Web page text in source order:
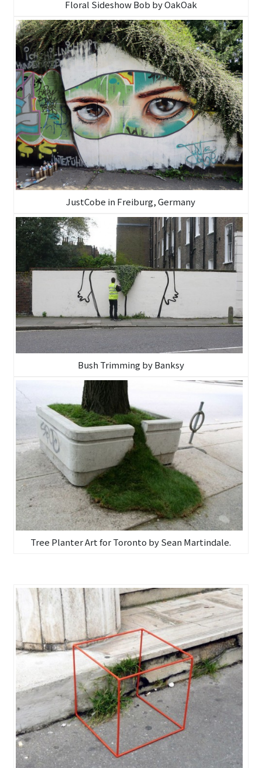
Floral Sideshow Bob by OakOak
JustCobe in Freiburg, Germany
Bush Trimming by Banksy
Tree Planter Art for Toronto by Sean Martindale.